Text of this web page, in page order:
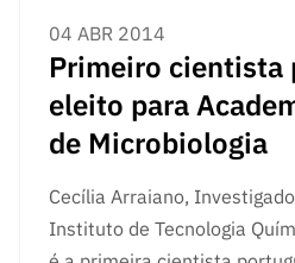
04 ABR 2014
Primeiro cientista
eleito para
de Microbiologia
Cecília Arraiano,
Instituto de Tecnologia